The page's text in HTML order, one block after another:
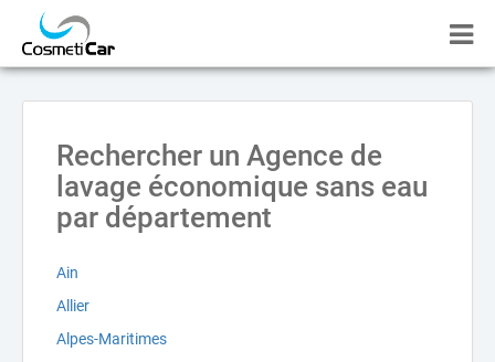
Rechercher un Agence de
lavage économique sans eau
par département
Ain
Allier
Alpes-Maritimes